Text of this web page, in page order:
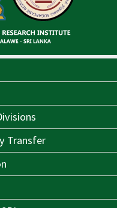
Transfer